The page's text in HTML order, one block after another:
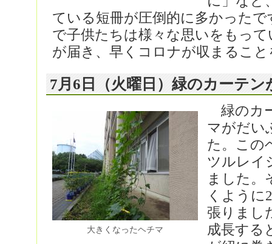
ている短冊が圧倒的に多かった
で子供たちは様々な思いをもっ
が届き、早くコロナが収まるこ
7月6日（火曜日）緑のカーテ
大きくなったヘチマ
緑のカ
マがだい
た。この
ツルレイ
ました。
くように
張りまし
成長する